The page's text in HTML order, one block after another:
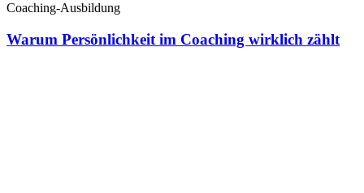
Coaching-Ausbildung
Warum Persönlichkeit im Coaching wirklich zählt